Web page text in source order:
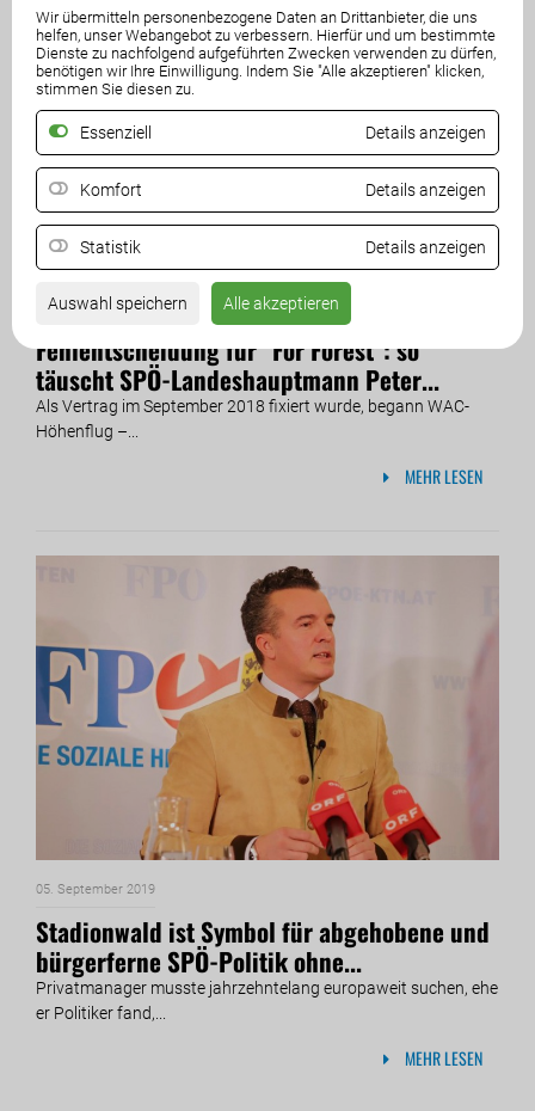
Wir übermitteln personenbezogene Daten an Drittanbieter, die uns
helfen, unser Webangebot zu verbessern. Hierfür und um bestimmte
Dienste zu nachfolgend aufgeführten Zwecken verwenden zu dürfen,
benötigen wir Ihre Einwilligung. Indem Sie "Alle akzeptieren" klicken,
stimmen Sie diesen zu.
Essenziell Details anzeigen
Komfort Details anzeigen
Statistik Details anzeigen
Auswahl speichern Alle akzeptieren
06. September 2019
Fehlentscheidung für ''For Forest'': so
täuscht SPÖ-Landeshauptmann Peter...
Als Vertrag im September 2018 fixiert wurde, begann WAC-
Höhenflug –...
MEHR LESEN
05. September 2019
Stadionwald ist Symbol für abgehobene und
bürgerferne SPÖ-Politik ohne...
Privatmanager musste jahrzehntelang europaweit suchen, ehe
er Politiker fand,...
MEHR LESEN